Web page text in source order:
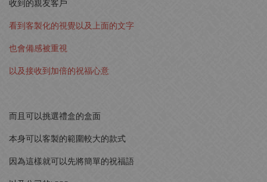
收到的親友客戶
看到客製化的視覺以及上面的文字
也會備感被重視
以及接收到加倍的祝福心意
而且可以挑選禮盒的盒面
本身可以客製的範圍較大的款式
因為這樣就可以先將簡單的祝福語